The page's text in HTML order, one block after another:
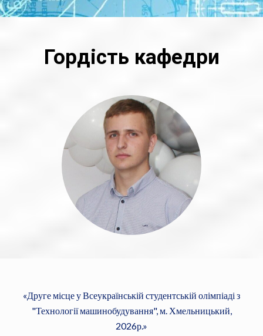
Гордість кафедри
Друге місце у Всеукраїнській студентській олімпіаді з
"Технології машинобудування", м. Хмельницький,
2026р.